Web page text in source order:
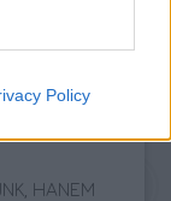
Policy
HANEM